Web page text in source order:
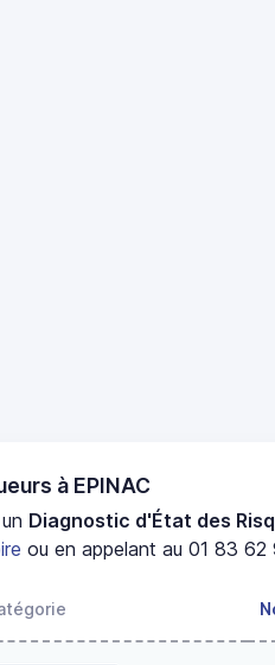
à EPINAC
Diagnostic d'État des
ou en appelant au 01 83 62